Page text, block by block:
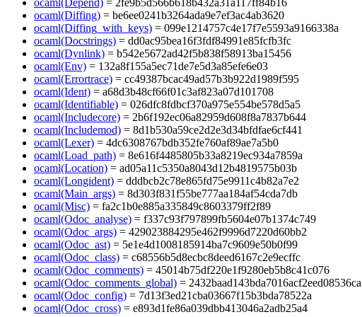
ocaml(Depend) = 2fe9b5d566b618b432a31a117ff84b16
ocaml(Diffing) = be6ee0241b3264ada9e7ef3ac4ab3620
ocaml(Diffing_with_keys) = 099e1214757c4e17f7e5593a9166338a
ocaml(Docstrings) = dd0ac95bea16f3fdf84991e85fcfb3fc
ocaml(Dynlink) = b542e5672ad42f5b838f58913ba15456
ocaml(Env) = 132a8f155a5ec71de7e5d3a85efe6e03
ocaml(Errortrace) = cc49387bcac49ad57b3b922d1989f595
ocaml(Ident) = a68d3b48cf66f01c3af823a07d101708
ocaml(Identifiable) = 026dfc8fdbcf370a975e554be578d5a5
ocaml(Includecore) = 2b6f192ec06a82959d608f8a7837b644
ocaml(Includemod) = 8d1b530a59ce2d2e3d34bfdfae6cf441
ocaml(Lexer) = 4dc6308767bdb352fe760af89ae7a5b0
ocaml(Load_path) = 8e616f4485805b33a8219ec934a7859a
ocaml(Location) = ad05a11c5350a8043d12b4819575b03b
ocaml(Longident) = dddbcb2c78e865fd75e9911c4b82a7e2
ocaml(Main_args) = 8d303f831f55be777aa184af54cda7db
ocaml(Misc) = fa2c1b0e885a335849c8603379ff2f89
ocaml(Odoc_analyse) = f337c93f797899fb5604e07b1374c749
ocaml(Odoc_args) = 429023884295e462f9996d7220d60bb2
ocaml(Odoc_ast) = 5e1e4d1008185914ba7c9609e50b0f99
ocaml(Odoc_class) = c68556b5d8ecbc8deed6167c2e9ecffc
ocaml(Odoc_comments) = 45014b75df220e1f9280eb5b8c41c076
ocaml(Odoc_comments_global) = 2432baad143bda7016acf2eed08536ca
ocaml(Odoc_config) = 7d13f3ed21cba03667f15b3bda78522a
ocaml(Odoc_cross) = e893d1fe86a039dbb413046a2adb25a4